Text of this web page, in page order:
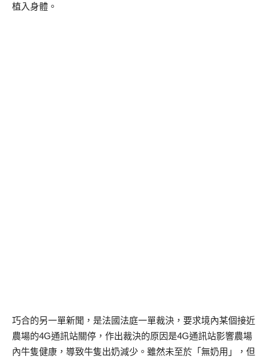
植入身體。
巧合的另一單新聞，是法國法庭一單裁決，要求境內某個接近
農場的4G通訊站關停，作出裁決的原因是4G通訊站影響農場
內牛隻健康，導致牛隻出奶減少。雖然未至於「無奶用」，但